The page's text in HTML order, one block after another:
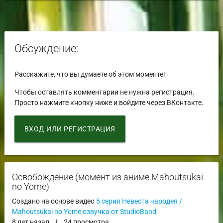
Обсуждение:
Расскажите, что вы думаете об этом моменте!
Чтобы оставлять комментарии не нужна регистрация.
Просто нажмите кнопку ниже и войдите через ВКонтакте.
ВХОД ИЛИ РЕГИСТРАЦИЯ
Освобождение (момент из аниме Mahoutsukai
no Yome)
Создано на основе видео 5 серия Невеста чародея /
Mahoutsukai no Yome озвучка от StudioBand